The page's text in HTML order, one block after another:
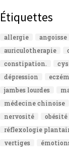
Étiquettes
allergie angoisse
auriculotherapie
constipation.
dépression
jambes lourdes
médecine chinoise
nervosité
obésité
réflexologie
vertiges